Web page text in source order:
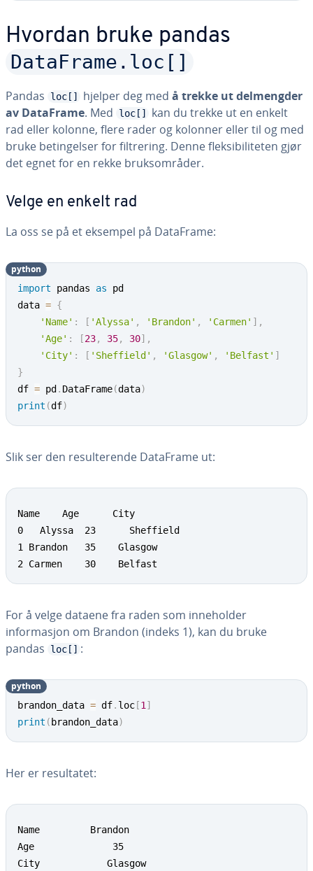
Hvordan bruke pandas
DataFrame.loc[]
Pandas loc[] hjelper deg med å trekke ut delmengder
av DataFrame. Med loc[]
kan du trekke ut en enkelt
rad eller kolonne, flere rader og kolonner eller til og med
bruke betingelser for filtrering. Denne fleksibiliteten gjør
det egnet for en rekke bruksområder.
Velge en enkelt rad
La oss se på et eksempel på DataFrame:
import pandas as pd
data = {
'Name' : [ 'Alyssa' , 'Brandon' , 'Carmen' ] ,
'Age' : [23, 35, 30] ,
'City' : [ 'Sheffield' , 'Glasgow' , 'Belfast' ]
}
df = pd . DataFrame(data)
print (df)
python
Slik ser den resulterende DataFrame ut:
Name  	Age      City
0   Alyssa  23	 	Sheffield
1 Brandon  	35    Glasgow
2 Carmen    30    Belfast
For å velge dataene fra raden som inneholder
informasjon om Brandon (indeks 1), kan du bruke
pandas
loc[] :
brandon_data = df. loc [1 ]
print ( brandon_data)
python
Her er resultatet:
Name         Brandon
Age              35
City        	Glasgow